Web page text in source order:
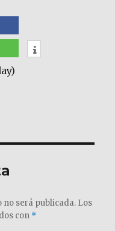
será publicada. Los
con *